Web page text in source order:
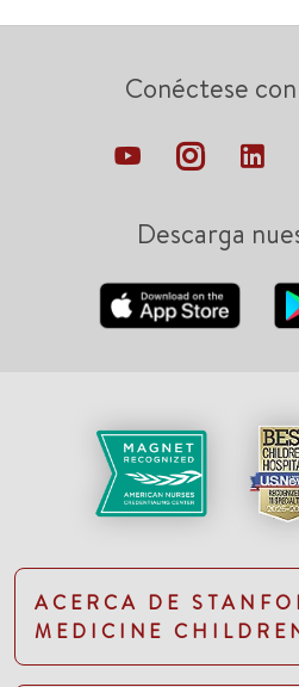
Conéctese
Descarga
ACERCA DE
MEDICINE